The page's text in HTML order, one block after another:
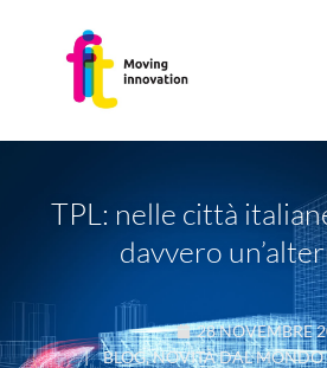
TPL: nelle città
davvero
28 NOVEMBRE
|BLOG,NOVITÀ DAL MONDO